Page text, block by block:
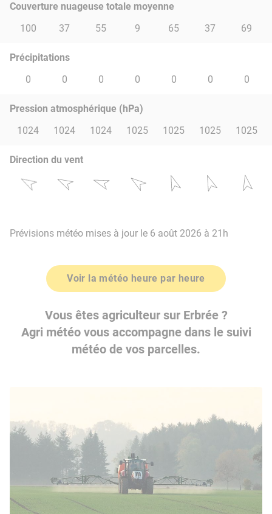
Couverture nuageuse totale moyenne
100
37 55 9 65 37 69
Précipitations
0
0 0 0 0 0 0
Pression atmosphérique (hPa)
1024
1024 1024 1025 1025 1025 1025
Direction du vent
Prévisions météo mises à jour le 6 août 2026 à 21h
Voir la météo heure par heure
Vous êtes agriculteur sur Erbrée ?
Agri météo vous accompagne dans le suivi
météo de vos parcelles.